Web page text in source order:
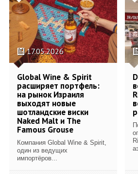
17.05.2026
Global Wine & Spirit
расширяет портфель:
на рынок Израиля
выходят новые
шотландские виски
Naked Malt и The
Famous Grouse
Компания Global Wine & Spirit,
один из ведущих
импортёров...